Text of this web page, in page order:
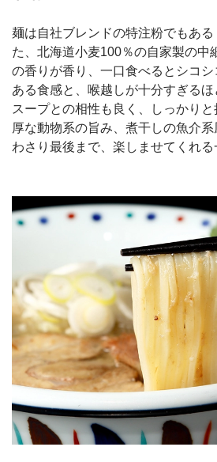
麺は自社ブレンドの特注粉でもあ
た、北海道小麦100％の自家製の中
の香りが香り、一口食べるとシコ
ある食感と、喉越しが十分すぎる
スープとの相性も良く、しっかり
厚な動物系の旨み、煮干しの魚介
わさり最後まで、楽しませてくれる